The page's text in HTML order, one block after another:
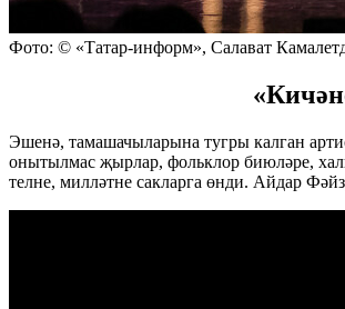
Фото: © «Татар-информ», Салават
Эшенә, тамашачыларына тугры калган
онытылмас җырлар, фольклор биюләре,
телне, милләтне сакларга өнди. Айдар